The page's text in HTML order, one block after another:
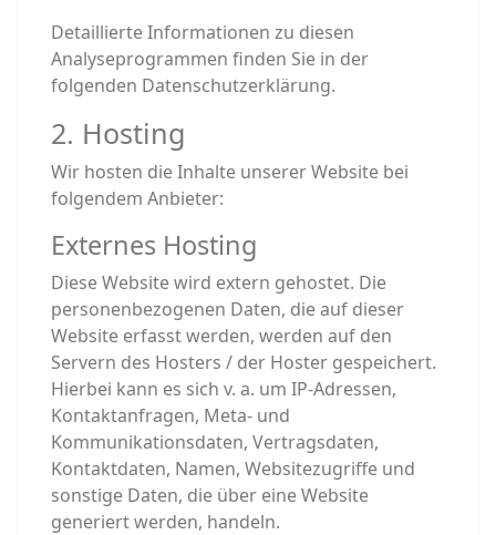
Detaillierte Informationen zu diesen
Analyseprogrammen finden Sie in der
folgenden Datenschutzerklärung.
2. Hosting
Wir hosten die Inhalte unserer Website bei
folgendem Anbieter:
Externes Hosting
Diese Website wird extern gehostet. Die
personenbezogenen Daten, die auf dieser
Website erfasst werden, werden auf den
Servern des Hosters / der Hoster gespeichert.
Hierbei kann es sich v. a. um IP-Adressen,
Kontaktanfragen, Meta- und
Kommunikationsdaten, Vertragsdaten,
Kontaktdaten, Namen, Websitezugriffe und
sonstige Daten, die über eine Website
generiert werden, handeln.